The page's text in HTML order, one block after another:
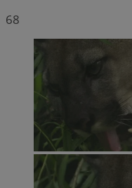
68